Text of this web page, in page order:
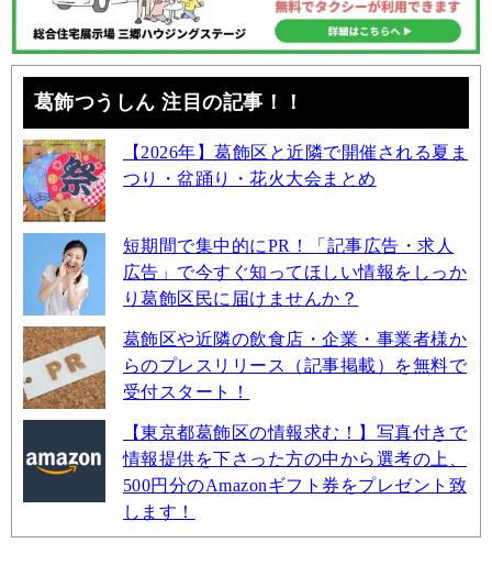
葛飾つうしん 注目の記事！！
【2026年】葛飾区と近隣で開催される夏ま
つり・盆踊り・花火大会まとめ
短期間で集中的にPR！「記事広告・求人
広告」で今すぐ知ってほしい情報をしっか
り葛飾区民に届けませんか？
葛飾区や近隣の飲食店・企業・事業者様か
らのプレスリリース（記事掲載）を無料で
受付スタート！
【東京都葛飾区の情報求む！】写真付きで
情報提供を下さった方の中から選考の上、
500円分のAmazonギフト券をプレゼント致
します！